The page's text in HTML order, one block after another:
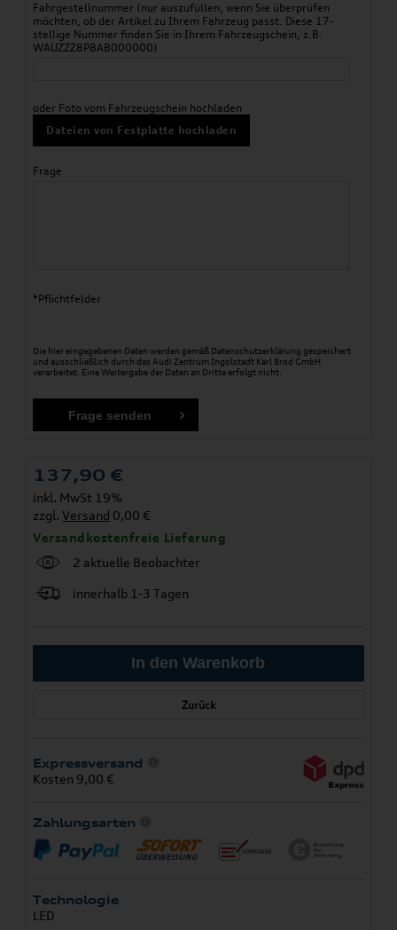
Fahrgestellnummer (nur auszufüllen, wenn Sie überprüfen
möchten, ob der Artikel zu Ihrem Fahrzeug passt. Diese 17-
stellige Nummer finden Sie in Ihrem Fahrzeugschein, z.B.
WAUZZZ8P8AB000000)
oder Foto vom Fahrzeugschein hochladen
Dateien von Festplatte hochladen
Frage
*Pflichtfelder
Die hier eingegebenen Daten werden gemäß Datenschutzerklärung gespeichert
und ausschließlich durch das Audi Zentrum Ingolstadt Karl Brod GmbH
verarbeitet. Eine Weitergabe der Daten an Dritte erfolgt nicht.
137,90 €
inkl. MwSt 19%
zzgl.Versand 0,00 €
Versandkostenfreie Lieferung
2 aktuelle Beobachter
innerhalb 1-3 Tagen
Zurück
Expressversand
Kosten 9,00 €
Zahlungsarten
Technologie
LED